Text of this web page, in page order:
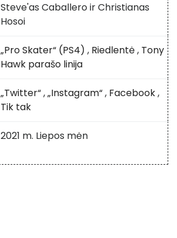
Steve'as Caballero ir Christianas
Hosoi
„Pro Skater“ (PS4) , Riedlentė, Tony
Hawk parašo linija
„Twitter“,„Instagram“, Facebook,
Tik tak
2021 m. Liepos mėn